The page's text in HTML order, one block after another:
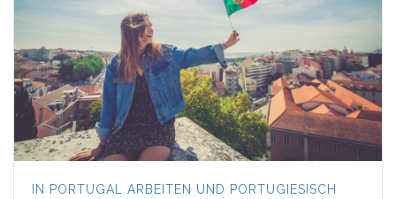
IN PORTUGAL ARBEITEN UND PORTUGIESISCH